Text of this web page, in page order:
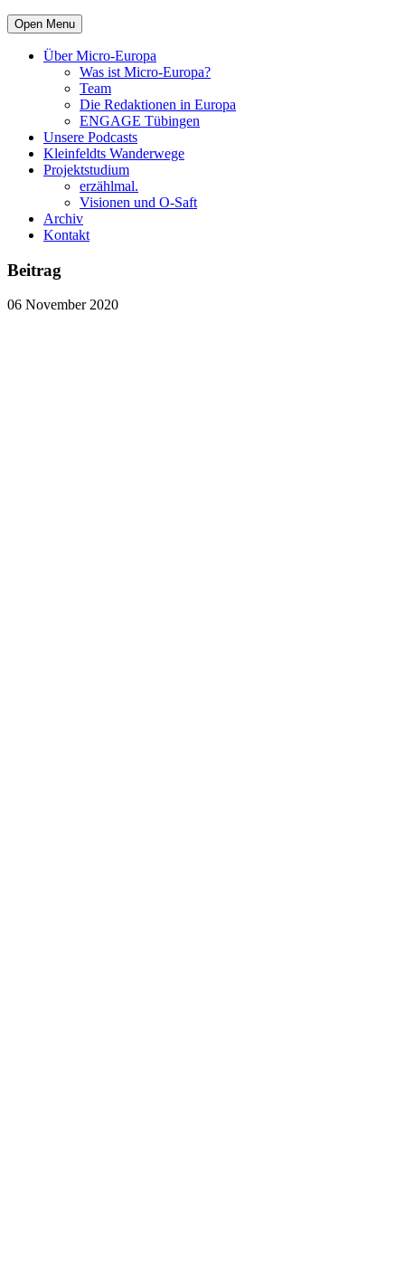
Open Menu
Über Micro-Europa
Was ist Micro-Europa?
Team
Die Redaktionen in Europa
ENGAGE Tübingen
Unsere Podcasts
Kleinfeldts Wanderwege
Projektstudium
erzählmal.
Visionen und O-Saft
Archiv
Kontakt
Beitrag
06 November 2020